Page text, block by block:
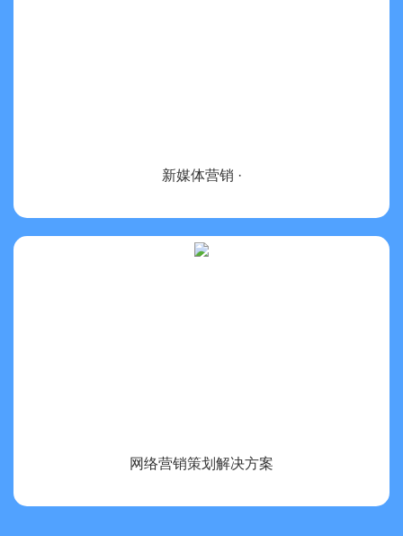
新媒体营销 ·
网络营销策划解决方案